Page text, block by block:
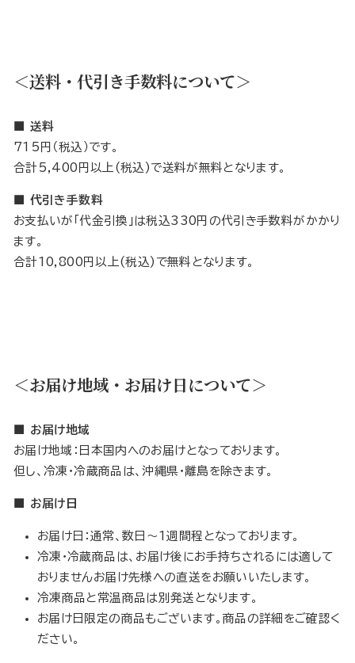
＜送料・代引き手数料について＞
■ 送料
715円（税込）です。
合計5,400円以上(税込)で送料が無料となります。
■ 代引き手数料
お支払いが「代金引換」は税込330円の代引き手数料がかかり
ます。
合計10,800円以上(税込)で無料となります。
＜お届け地域・お届け日について＞
■ お届け地域
お届け地域：日本国内へのお届けとなっております。
但し、冷凍・冷蔵商品は、沖縄県・離島を除きます。
■ お届け日
お届け日：通常、数日〜1週間程となっております。
冷凍・冷蔵商品は、お届け後にお手持ちされるには適して
おりませんお届け先様への直送をお願いいたします。
冷凍商品と常温商品は別発送となります。
お届け日限定の商品もございます。商品の詳細をご確認く
ださい。